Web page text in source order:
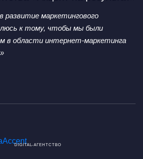
развитие маркетингового
к тому, чтобы мы были
в области интернет-маркетинга
DIGITAL-АГЕНТСТВО